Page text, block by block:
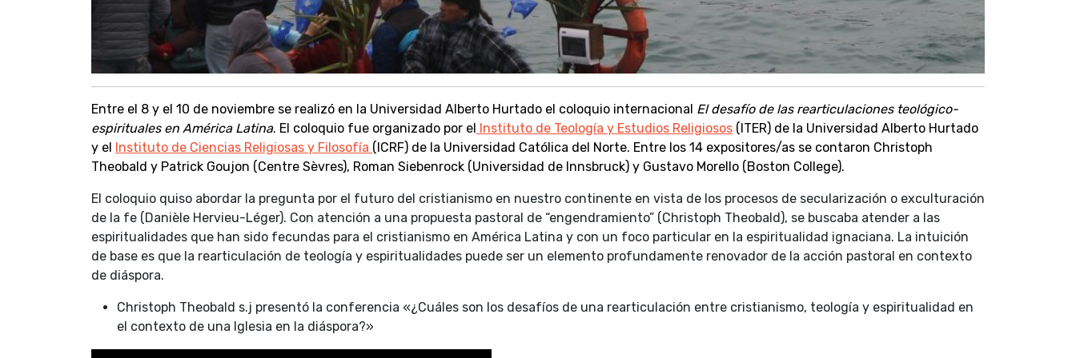
Entre el 8 y el 10 de noviembre se realizó en la Universidad Alberto Hurtado el coloquio internacional El desafío de las rearticulaciones teológico-
espirituales en América Latina. El coloquio fue organizado por el Instituto de Teología y Estudios Religiosos (ITER) de la Universidad Alberto Hurtado
y el
Instituto de Ciencias Religiosas y Filosofía (ICRF) de la Universidad Católica del Norte. Entre los 14 expositores/as se contaron Christoph
Theobald y Patrick Goujon (Centre Sèvres), Roman Siebenrock (Universidad de Innsbruck) y Gustavo Morello (Boston College).
El coloquio quiso abordar la pregunta por el futuro del cristianismo en nuestro continente en vista de los procesos de secularización o exculturación
de la fe (Danièle Hervieu-Léger). Con atención a una propuesta pastoral de “engendramiento” (Christoph Theobald), se buscaba atender a las
espiritualidades que han sido fecundas para el cristianismo en América Latina y con un foco particular en la espiritualidad ignaciana. La intuición
de base es que la rearticulación de teología y espiritualidades puede ser un elemento profundamente renovador de la acción pastoral en contexto
de diáspora.
Christoph Theobald s.j presentó la conferencia «¿Cuáles son los desafíos de una rearticulación entre cristianismo, teología y espiritualidad en
el contexto de una Iglesia en la diáspora?»